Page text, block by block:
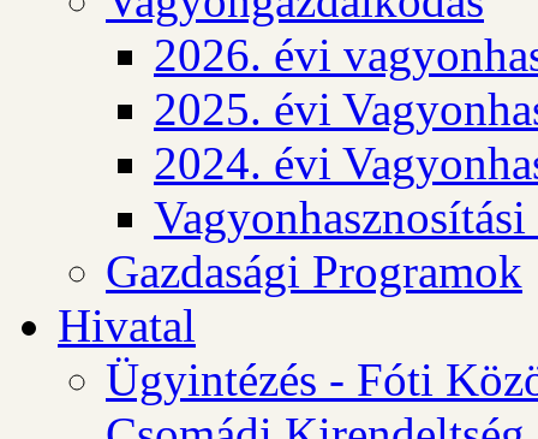
2026. évi
2025. évi
2024. évi
Gazdasági Programok
Hivatal
Ügyintézés - Fóti